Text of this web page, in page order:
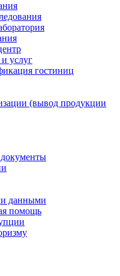
услуг
гостиниц
(вывод продукции
данными
помощь